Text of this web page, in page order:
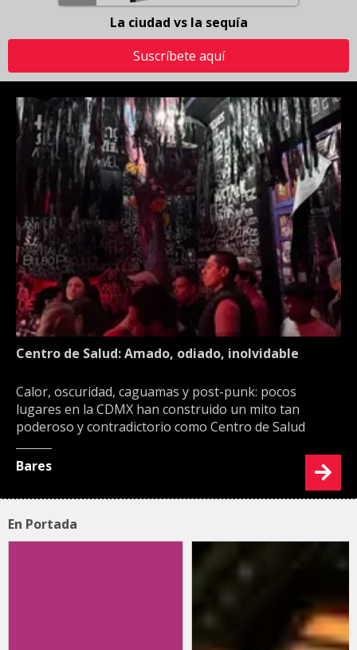
La ciudad vs la sequía
Suscríbete aquí
Centro de Salud: Amado, odiado, inolvidable
Calor, oscuridad, caguamas y post-punk: pocos
lugares en la CDMX han construido un mito tan
poderoso y contradictorio como Centro de Salud
Bares
En Portada